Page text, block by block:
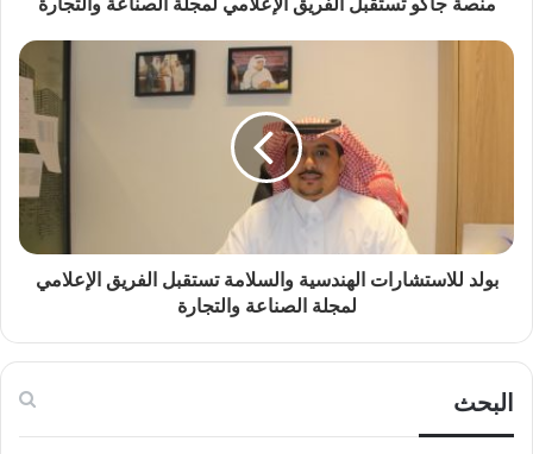
بولد للاستشارات الهندسية والسلامة تستقبل الفريق الإعلامي
لمجلة الصناعة والتجارة
البحث